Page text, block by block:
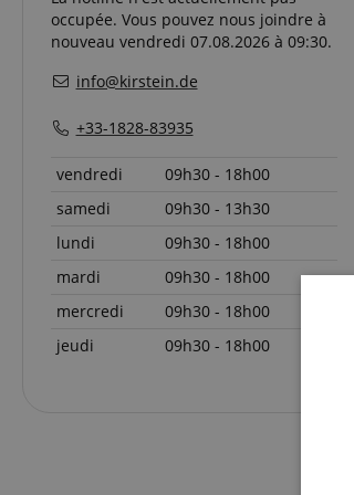
occupée. Vous pouvez nous joindre à
nouveau vendredi 07.08.2026 à 09:30.
info@kirstein.de
+33-1828-83935
vendredi
09h30 - 18h00
samedi
09h30 - 13h30
lundi
09h30 - 18h00
mardi
09h30 - 18h00
mercredi
09h30 - 18h00
jeudi
09h30 - 18h00